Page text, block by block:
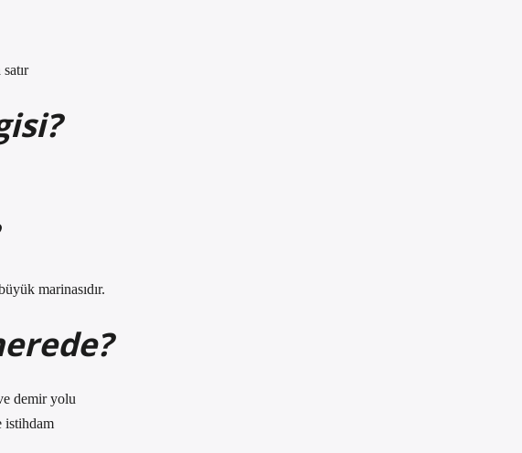
marinasıdır.
demir yolu
istihdam